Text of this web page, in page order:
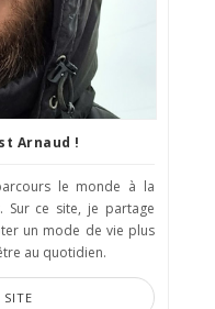
Arnaud !
le monde à la
Sur ce site, je partage
un mode de vie plus
au quotidien.